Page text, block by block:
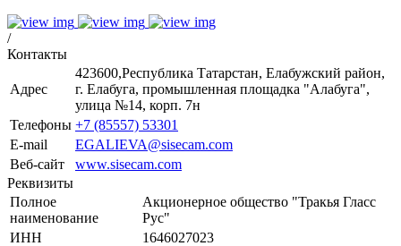
/
Контакты
Адрес
423600,Республика Татарстан, Елабужский район,
г. Елабуга, промышленная площадка "Алабуга",
улица №14, корп. 7н
Телефоны +7 (85557) 53301
E-mail
EGALIEVA@sisecam.com
Веб-сайт
www.sisecam.com
Реквизиты
Полное
наименование
Акционерное общество "Тракья Гласс
Рус"
ИНН
1646027023